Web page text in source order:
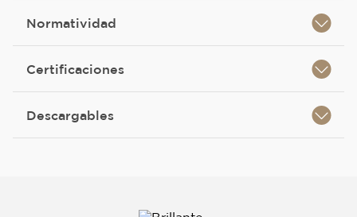
Normatividad
Certificaciones
Descargables